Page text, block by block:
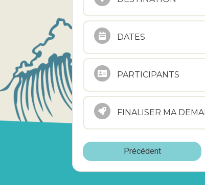
DATES
PARTICIPANTS
FINALISER MA
Précédent